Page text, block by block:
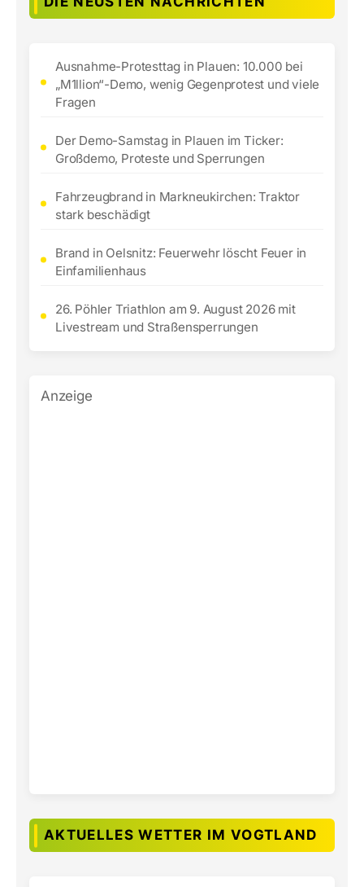
Ausnahme-Protesttag in Plauen: 10.000 bei
„M1llion“-Demo, wenig Gegenprotest und viele
Fragen
Der Demo-Samstag in Plauen im Ticker:
Großdemo, Proteste und Sperrungen
Fahrzeugbrand in Markneukirchen: Traktor
stark beschädigt
Brand in Oelsnitz: Feuerwehr löscht Feuer in
Einfamilienhaus
26. Pöhler Triathlon am 9. August 2026 mit
Livestream und Straßensperrungen
Anzeige
AKTUELLES WETTER IM VOGTLAND